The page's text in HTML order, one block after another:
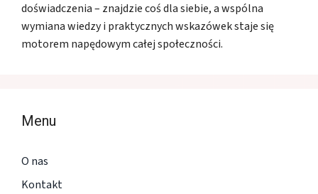
doświadczenia – znajdzie coś dla siebie, a wspólna
wymiana wiedzy i praktycznych wskazówek staje się
motorem napędowym całej społeczności.
Menu
O nas
Kontakt